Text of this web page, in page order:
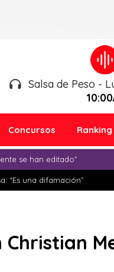
Salsa de Peso -
Concursos
se han editado”
“Es una difamación”